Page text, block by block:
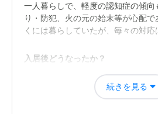
一人暮らしで、軽度の認知症の傾
り・防犯、火の元の始末等が心配
くには暮らしていたが、毎々の対
入居後どうなったか？
生活面についてはすべて施設に安心
出来たので、前ページで述べた家族
安心することが出来た。
続きを見る